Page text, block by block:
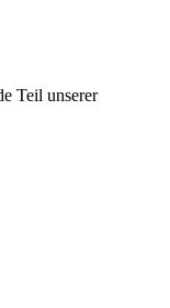
Teil unserer